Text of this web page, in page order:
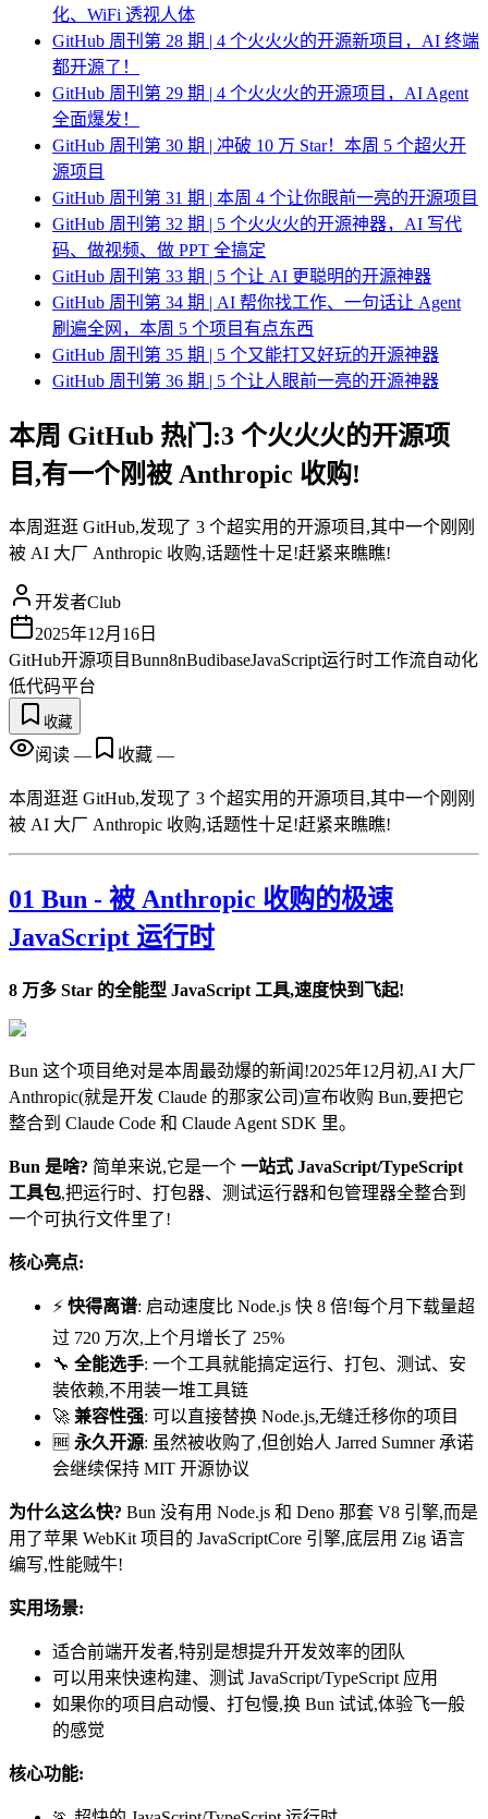
化、WiFi 透视人体
GitHub 周刊第 28 期 | 4 个火火火的开源新项目，AI 终端
都开源了！
GitHub 周刊第 29 期 | 4 个火火火的开源项目，AI Agent
全面爆发！
GitHub 周刊第 30 期 | 冲破 10 万 Star！本周 5 个超火开
源项目
GitHub 周刊第 31 期 | 本周 4 个让你眼前一亮的开源项目
GitHub 周刊第 32 期 | 5 个火火火的开源神器，AI 写代
码、做视频、做 PPT 全搞定
GitHub 周刊第 33 期 | 5 个让 AI 更聪明的开源神器
GitHub 周刊第 34 期 | AI 帮你找工作、一句话让 Agent
刷遍全网，本周 5 个项目有点东西
GitHub 周刊第 35 期 | 5 个又能打又好玩的开源神器
GitHub 周刊第 36 期 | 5 个让人眼前一亮的开源神器
本周 GitHub 热门:3 个火火火的开源项
目,有一个刚被 Anthropic 收购!
本周逛逛 GitHub,发现了 3 个超实用的开源项目,其中一个刚刚
被 AI 大厂 Anthropic 收购,话题性十足!赶紧来瞧瞧!
开发者Club
2025年12月16日
GitHub开源项目Bunn8nBudibaseJavaScript运行时工作流自动化
低代码平台
收藏
阅读 — 收藏 —
本周逛逛 GitHub,发现了 3 个超实用的开源项目,其中一个刚刚
被 AI 大厂 Anthropic 收购,话题性十足!赶紧来瞧瞧!
01 Bun - 被 Anthropic 收购的极速
JavaScript 运行时
8 万多 Star 的全能型 JavaScript 工具,速度快到飞起!
Bun 这个项目绝对是本周最劲爆的新闻!2025年12月初,AI 大厂
Anthropic(就是开发 Claude 的那家公司)宣布收购 Bun,要把它
整合到 Claude Code 和 Claude Agent SDK 里。
Bun 是啥? 简单来说,它是一个 一站式 JavaScript/TypeScript
工具包,把运行时、打包器、测试运行器和包管理器全整合到
一个可执行文件里了!
核心亮点:
⚡ 快得离谱: 启动速度比 Node.js 快 8 倍!每个月下载量超
过 720 万次,上个月增长了 25%
🔧 全能选手: 一个工具就能搞定运行、打包、测试、安
装依赖,不用装一堆工具链
🚀 兼容性强: 可以直接替换 Node.js,无缝迁移你的项目
🆓 永久开源: 虽然被收购了,但创始人 Jarred Sumner 承诺
会继续保持 MIT 开源协议
为什么这么快? Bun 没有用 Node.js 和 Deno 那套 V8 引擎,而是
用了苹果 WebKit 项目的 JavaScriptCore 引擎,底层用 Zig 语言
编写,性能贼牛!
实用场景:
适合前端开发者,特别是想提升开发效率的团队
可以用来快速构建、测试 JavaScript/TypeScript 应用
如果你的项目启动慢、打包慢,换 Bun 试试,体验飞一般
的感觉
核心功能: